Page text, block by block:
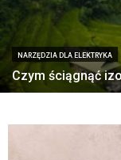
NARZĘDZIA DLA ELEKTRYKA
Czym ściągnąć